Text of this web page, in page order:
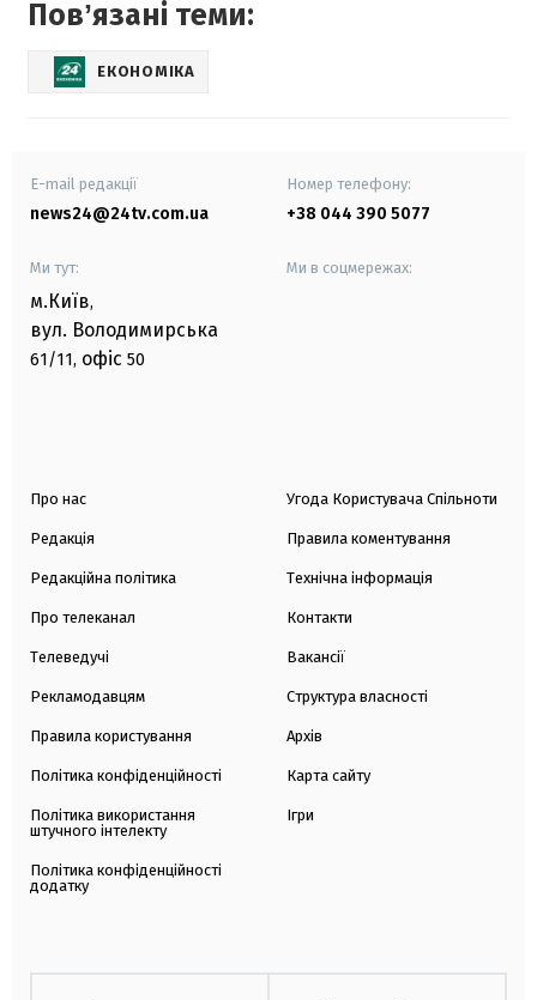
Повʼязані теми:
ЕКОНОМІКА
E-mail редакції
news24@24tv.com.ua
Номер телефону:
+38 044 390 5077
Ми тут:
м.Київ,
вул. Володимирська
61/11, офіс 50
Ми в соцмережах:
Про нас
Редакція
Редакційна політика
Про телеканал
Телеведучі
Рекламодавцям
Правила користування
Політика конфіденційності
Політика використання
штучного інтелекту
Політика конфіденційності
додатку
Угода Користувача Спільноти
Правила коментування
Технічна інформація
Контакти
Вакансії
Структура власності
Архів
Карта сайту
Ігри